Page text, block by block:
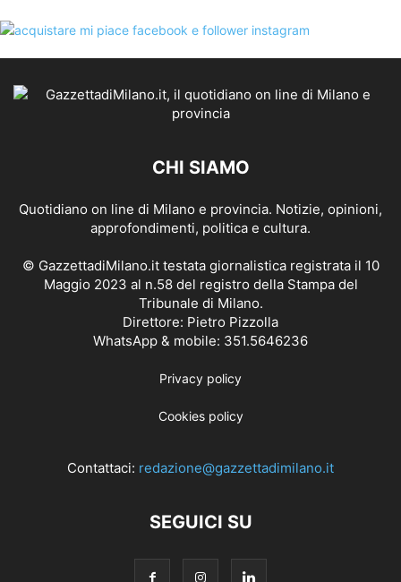
CHI SIAMO
Quotidiano on line di Milano e provincia. Notizie, opinioni,
approfondimenti, politica e cultura.
© GazzettadiMilano.it testata giornalistica registrata il 10
Maggio 2023 al n.58 del registro della Stampa del
Tribunale di Milano.
Direttore: Pietro Pizzolla
WhatsApp & mobile: 351.5646236
Privacy policy
Cookies policy
Contattaci: redazione@gazzettadimilano.it
SEGUICI SU